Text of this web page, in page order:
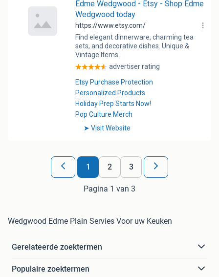
1 2 3
Pagina 1 van 3
Wedgwood Edme Plain Servies Voor uw Keuken
Gerelateerde zoektermen
Populaire zoektermen